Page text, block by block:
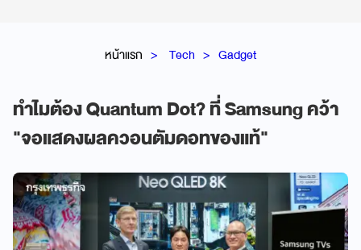
หน้าแรก Tech Gadget
ทำไมต้อง Quantum Dot? ที่ Samsung คว้า
"จอแสดงผลควอนตัมดอทของแท้"